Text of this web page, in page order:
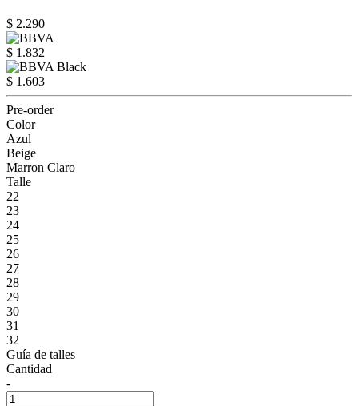
$ 2.290
$ 1.832
$ 1.603
Pre-order
Color
Azul
Beige
Marron Claro
Talle
22
23
24
25
26
27
28
29
30
31
32
Guía de talles
Cantidad
-